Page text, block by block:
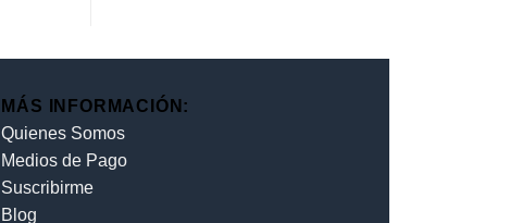
MÁS INFORMACIÓN:
Quienes Somos
Medios de Pago
Suscribirme
Blog